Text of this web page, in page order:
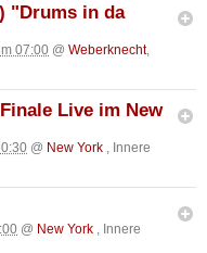
"Drums in da
07:00 @ Weberknecht,
Live im New
@ New York , Innere
@ New York
, Innere